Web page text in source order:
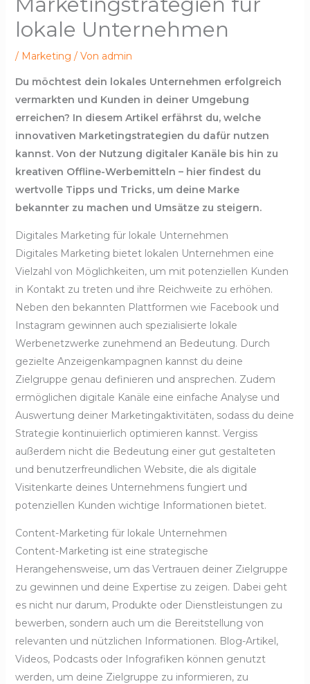
lokale Unternehmen
/ Marketing / Von admin
Du möchtest dein lokales Unternehmen erfolgreich
vermarkten und Kunden in deiner Umgebung
erreichen? In diesem Artikel erfährst du, welche
innovativen Marketingstrategien du dafür nutzen
kannst. Von der Nutzung digitaler Kanäle bis hin zu
kreativen Offline-Werbemitteln – hier findest du
wertvolle Tipps und Tricks, um deine Marke
bekannter zu machen und Umsätze zu steigern.
Digitales Marketing für lokale Unternehmen
Digitales Marketing bietet lokalen Unternehmen eine
Vielzahl von Möglichkeiten, um mit potenziellen Kunden
in Kontakt zu treten und ihre Reichweite zu erhöhen.
Neben den bekannten Plattformen wie Facebook und
Instagram gewinnen auch spezialisierte lokale
Werbenetzwerke zunehmend an Bedeutung. Durch
gezielte Anzeigenkampagnen kannst du deine
Zielgruppe genau definieren und ansprechen. Zudem
ermöglichen digitale Kanäle eine einfache Analyse und
Auswertung deiner Marketingaktivitäten, sodass du deine
Strategie kontinuierlich optimieren kannst. Vergiss
außerdem nicht die Bedeutung einer gut gestalteten
und benutzerfreundlichen Website, die als digitale
Visitenkarte deines Unternehmens fungiert und
potenziellen Kunden wichtige Informationen bietet.
Content-Marketing für lokale Unternehmen
Content-Marketing ist eine strategische
Herangehensweise, um das Vertrauen deiner Zielgruppe
zu gewinnen und deine Expertise zu zeigen. Dabei geht
es nicht nur darum, Produkte oder Dienstleistungen zu
bewerben, sondern auch um die Bereitstellung von
relevanten und nützlichen Informationen. Blog-Artikel,
Videos, Podcasts oder Infografiken können genutzt
werden, um deine Zielgruppe zu informieren, zu